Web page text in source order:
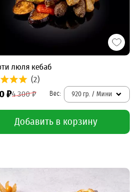
люля кебаб
(2)
4 300 ₽
₽ 920 гр. / Мини
Добавить в корзину